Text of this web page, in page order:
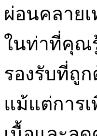
ผ่อนคลาย
ในท่าที่คุณ
รองรับที่ถู
แม้แต่การ